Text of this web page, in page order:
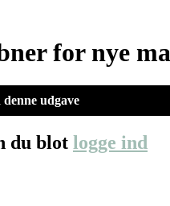
for nye
udgave
du blot logge ind